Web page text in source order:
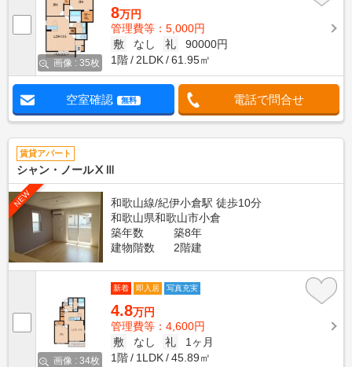
画像 : 35枚
8万円
管理費等：5,000円
敷
なし 礼
90000円
1階
2LDK 61.95㎡
空室確認 無料 電話で問合せ
賃貸アパート
シャン・ノールⅩⅢ
NEW
和歌山線/紀伊小倉駅 徒歩10分
和歌山県和歌山市小倉
築年数
築8年
建物階数
2階建
画像 : 34枚
新着 即入居 写真充実
4.8万円
管理費等：4,600円
敷
なし 礼
1ヶ月
1階
1LDK 45.89㎡